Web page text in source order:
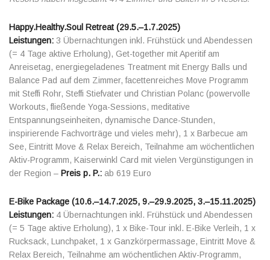
Happy.Healthy.Soul Retreat (29.5.–1.7.2025)
Leistungen: 3 Übernachtungen inkl. Frühstück und Abendessen
(= 4 Tage aktive Erholung), Get-together mit Aperitif am
Anreisetag, energiegeladenes Treatment mit Energy Balls und
Balance Pad auf dem Zimmer, facettenreiches Move Programm
mit Steffi Rohr, Steffi Stiefvater und Christian Polanc (powervolle
Workouts, fließende Yoga-Sessions, meditative
Entspannungseinheiten, dynamische Dance-Stunden,
inspirierende Fachvorträge und vieles mehr), 1 x Barbecue am
See, Eintritt Move & Relax Bereich, Teilnahme am wöchentlichen
Aktiv-Programm, Kaiserwinkl Card mit vielen Vergünstigungen in
der Region – Preis p. P.: ab 619 Euro
E-Bike Package (10.6.–14.7.2025, 9.–29.9.2025, 3.–15.11.2025)
Leistungen: 4 Übernachtungen inkl. Frühstück und Abendessen
(= 5 Tage aktive Erholung), 1 x Bike-Tour inkl. E-Bike Verleih, 1 x
Rucksack, Lunchpaket, 1 x Ganzkörpermassage, Eintritt Move &
Relax Bereich, Teilnahme am wöchentlichen Aktiv-Programm,